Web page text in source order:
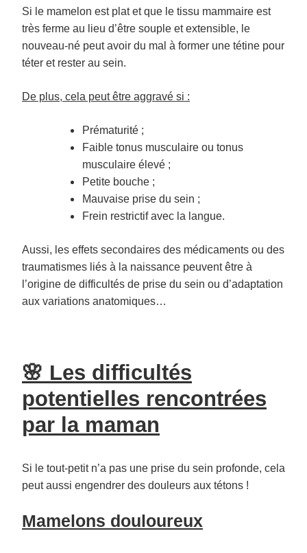
Si le mamelon est plat et que le tissu mammaire est
très ferme au lieu d’être souple et extensible, le
nouveau-né peut avoir du mal à former une tétine pour
téter et rester au sein.
De plus, cela peut être aggravé si :
Prématurité ;
Faible tonus musculaire ou tonus
musculaire élevé ;
Petite bouche ;
Mauvaise prise du sein ;
Frein restrictif avec la langue.
Aussi, les effets secondaires des médicaments ou des
traumatismes liés à la naissance peuvent être à
l’origine de difficultés de prise du sein ou d’adaptation
aux variations anatomiques…
🌸 Les difficultés
potentielles rencontrées
par la maman
Si le tout-petit n’a pas une prise du sein profonde, cela
peut aussi engendrer des douleurs aux tétons !
Mamelons douloureux